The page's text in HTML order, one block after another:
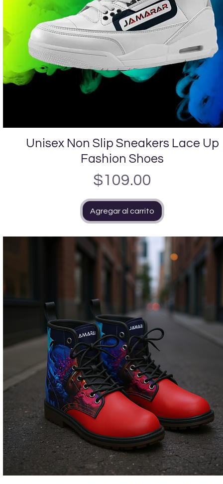
Vista rápida
Unisex Non Slip Sneakers Lace Up
Fashion Shoes
Precio
$109.00
Agregar al carrito